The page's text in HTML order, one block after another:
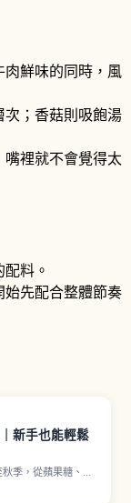
鮮味的同時，風
；香菇則吸飽湯
嘴裡就不會覺得太
料。
始先配合整體節奏
新手也能輕鬆
季，從蘋果糖、日
燒等經典美食一字